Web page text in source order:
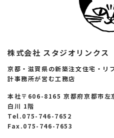
株式会社 スタジオリンクス
京都・滋賀県の新築注文住宅・リ
計事務所が営む工務店
本社〒606-8165 京都府京都市左
白川 1階
Tel.075-746-7652
Fax.075-746-7653